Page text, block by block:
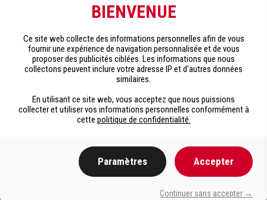
– Gris médium 4073
– Pelure d’orange 4075
– Terra cotta 4079
– Brun foncé 4090
– Brun doré 4095
– Noir 4100
– Jaune sécurité 4510
BIENVENUE
Ce site web collecte des informations personnelles afin de vous
fournir une expérience de navigation personnalisée et de vous
proposer des publicités ciblées. Les informations que nous
collectons peuvent inclure votre adresse IP et d'autres données
similaires.
En utilisant ce site web, vous acceptez que nous puissions
collecter et utiliser vos informations personnelles conformément à
cette politique de confidentialité.
Paramètres Accepter
Continuer sans accepter →